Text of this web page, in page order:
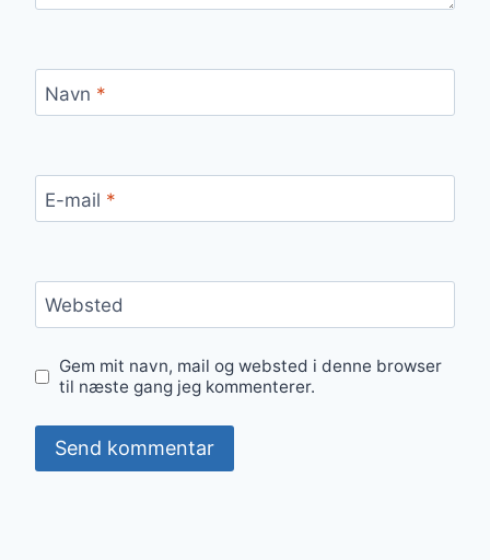
Navn *
E-mail *
Websted
Gem mit navn, mail og websted i denne browser
til næste gang jeg kommenterer.